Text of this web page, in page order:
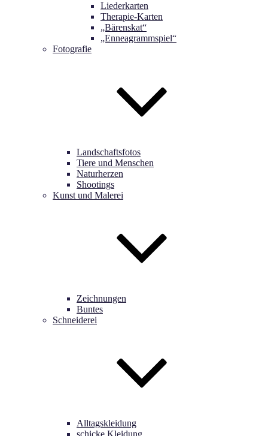
Liederkarten
Therapie-Karten
„Bärenskat“
„Enneagrammspiel“
Fotografie
Landschaftsfotos
Tiere und Menschen
Naturherzen
Shootings
Kunst und Malerei
Zeichnungen
Buntes
Schneiderei
Alltagskleidung
schicke Kleidung